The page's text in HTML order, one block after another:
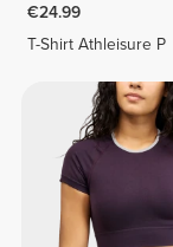
€24.99
T-Shirt Athleisure P